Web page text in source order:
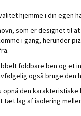
hjemme i din egen
som er designet til
i gang, herunder
foldbare ben og
også bruge
opnå den
tæt lag af isolering